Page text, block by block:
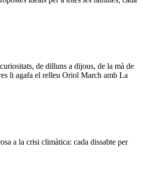
de dilluns a dijous, de la mà de
li agafa el relleu Oriol March amb La
a la crisi climàtica: cada dissabte per